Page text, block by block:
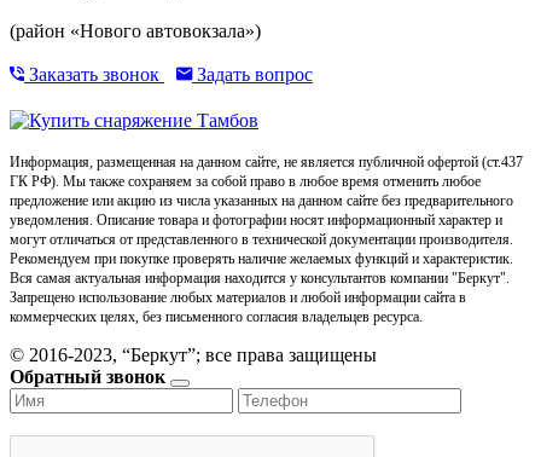
(район «Нового автовокзала»)
Заказать звонок Задать вопрос
Информация, размещенная на данном сайте, не является публичной офертой (ст.437
ГК РФ). Мы также сохраняем за собой право в любое время отменить любое
предложение или акцию из числа указанных на данном сайте без предварительного
уведомления. Описание товара и фотографии носят информационный характер и
могут отличаться от представленного в технической документации производителя.
Рекомендуем при покупке проверять наличие желаемых функций и характеристик.
Вся самая актуальная информация находится у консультантов компании "Беркут".
Запрещено использование любых материалов и любой информации сайта в
коммерческих целях, без письменного согласия владельцев ресурса.
© 2016-2023, “Беркут”; все права защищены
Обратный звонок